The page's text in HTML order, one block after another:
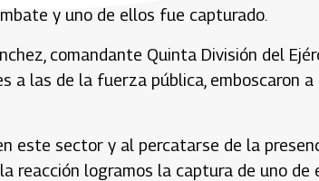
y uno de ellos fue capturado.
comandante Quinta División del
a las de la fuerza pública, emboscaron
este sector y al percatarse de la
reacción logramos la captura de uno